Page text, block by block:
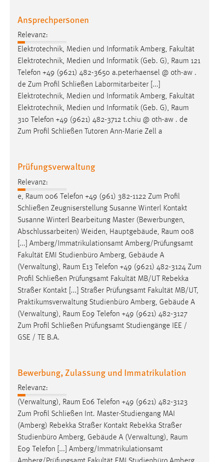
Ansprechpersonen
Relevanz:
Elektrotechnik, Medien und Informatik Amberg, Fakultät
Elektrotechnik, Medien und Informatik (Geb. G), Raum 121
Telefon +49 (9621) 482-3650 a.peterhaensel @ oth-aw .
de Zum Profil Schließen Labormitarbeiter [...]
Elektrotechnik, Medien und Informatik Amberg, Fakultät
Elektrotechnik, Medien und Informatik (Geb. G), Raum
310 Telefon +49 (9621) 482-3712 t.chiu @ oth-aw . de
Zum Profil Schließen Tutoren Ann-Marie Zell a
Prüfungsverwaltung
Relevanz:
e, Raum 006 Telefon +49 (961) 382-1122 Zum Profil
Schließen Zeugniserstellung Susanne Winterl Kontakt
Susanne Winterl Bearbeitung Master (Bewerbungen,
Abschlussarbeiten) Weiden, Hauptgebäude, Raum 008
[...] Amberg/Immatrikulationsamt Amberg/Prüfungsamt
Fakultät EMI Studienbüro Amberg, Gebäude A
(Verwaltung), Raum E13 Telefon +49 (9621) 482-3124 Zum
Profil Schließen Prüfungsamt Fakultät MB/UT Rebekka
Straßer Kontakt [...] Straßer Prüfungsamt Fakultät MB/UT,
Praktikumsverwaltung Studienbüro Amberg, Gebäude A
(Verwaltung), Raum E09 Telefon +49 (9621) 482-3127
Zum Profil Schließen Prüfungsamt Studiengänge IEE /
GSE / TE B.A.
Bewerbung, Zulassung und Immatrikulation
Relevanz:
(Verwaltung), Raum E06 Telefon +49 (9621) 482-3123
Zum Profil Schließen Int. Master-Studiengang MAI
(Amberg) Rebekka Straßer Kontakt Rebekka Straßer
Studienbüro Amberg, Gebäude A (Verwaltung), Raum
E09 Telefon [...] Amberg/Immatrikulationsamt
Zugriffsstatistik
Cookie Laufzeit:
Max. 13 Monate
MARKETING
Marketing Cookies werden von Drittanbietern
verwendet, um personalisierte Werbung anzuzeigen.
Sie tun dies, indem sie Besucher über Websites
Google Ads
Name:
_gcl_au
Anbieter:
Google Ireland Limited
Zweck:
Conversion-Tracking
Cookie Laufzeit:
3 Monate
Facebook Pixel
Name:
_fbp
Facebook
Zweck:
Conversion-Tracking
Cookie Laufzeit:
3 Monate